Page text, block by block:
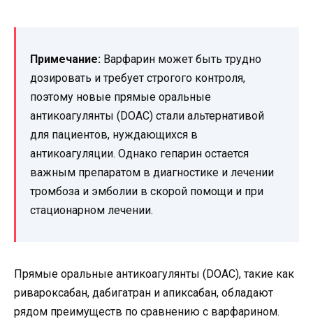
Примечание: Варфарин может быть трудно
дозировать и требует строгого контроля,
поэтому новые прямые оральные
антикоагулянты (DOAC) стали альтернативой
для пациентов, нуждающихся в
антикоагуляции. Однако гепарин остается
важным препаратом в диагностике и лечении
тромбоза и эмболии в скорой помощи и при
стационарном лечении.
Прямые оральные антикоагулянты (DOAC), такие как
ривароксабан, дабигатран и апиксабан, обладают
рядом преимуществ по сравнению с варфарином.